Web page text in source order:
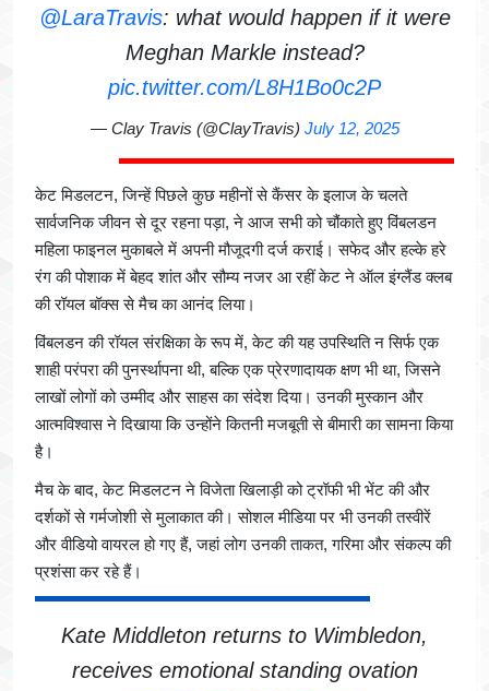
@LaraTravis: what would happen if it were
Meghan Markle instead?
pic.twitter.com/L8H1Bo0c2P
— Clay Travis (@ClayTravis) July 12, 2025
केट मिडलटन, जिन्हें पिछले कुछ महीनों से कैंसर के इलाज के चलते
सार्वजनिक जीवन से दूर रहना पड़ा, ने आज सभी को चौंकाते हुए विंबलडन
महिला फाइनल मुकाबले में अपनी मौजूदगी दर्ज कराई। सफेद और हल्के हरे
रंग की पोशाक में बेहद शांत और सौम्य नजर आ रहीं केट ने ऑल इंग्लैंड क्लब
की रॉयल बॉक्स से मैच का आनंद लिया।
विंबलडन की रॉयल संरक्षिका के रूप में, केट की यह उपस्थिति न सिर्फ एक
शाही परंपरा की पुनर्स्थापना थी, बल्कि एक प्रेरणादायक क्षण भी था, जिसने
लाखों लोगों को उम्मीद और साहस का संदेश दिया। उनकी मुस्कान और
आत्मविश्वास ने दिखाया कि उन्होंने कितनी मजबूती से बीमारी का सामना किया
है।
मैच के बाद, केट मिडलटन ने विजेता खिलाड़ी को ट्रॉफी भी भेंट की और
दर्शकों से गर्मजोशी से मुलाकात की। सोशल मीडिया पर भी उनकी तस्वीरें
और वीडियो वायरल हो गए हैं, जहां लोग उनकी ताकत, गरिमा और संकल्प की
प्रशंसा कर रहे हैं।
Kate Middleton returns to Wimbledon,
receives emotional standing ovation